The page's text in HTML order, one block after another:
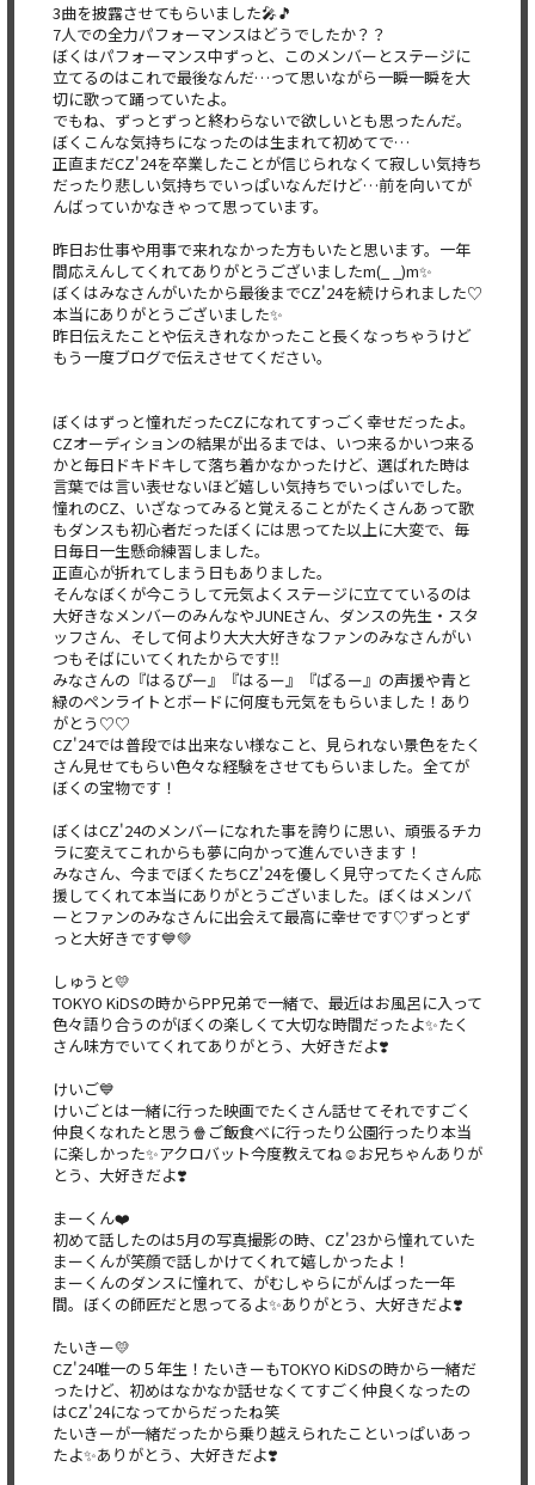
3曲を披露させてもらいました🎤🎵
7人での全力パフォーマンスはどうでしたか？？
ぼくはパフォーマンス中ずっと、このメンバーとステージに
立てるのはこれで最後なんだ…って思いながら一瞬一瞬を大
切に歌って踊っていたよ。
でもね、ずっとずっと終わらないで欲しいとも思ったんだ。
ぼくこんな気持ちになったのは生まれて初めてで…
正直まだCZ'24を卒業したことが信じられなくて寂しい気持ち
だったり悲しい気持ちでいっぱいなんだけど…前を向いてが
んばっていかなきゃって思っています。
昨日お仕事や用事で来れなかった方もいたと思います。一年
間応えんしてくれてありがとうございましたm(_ _)m✨
ぼくはみなさんがいたから最後までCZ'24を続けられました♡
本当にありがとうございました✨
昨日伝えたことや伝えきれなかったこと長くなっちゃうけど
もう一度ブログで伝えさせてください。
ぼくはずっと憧れだったCZになれてすっごく幸せだったよ。
CZオーディションの結果が出るまでは、いつ来るかいつ来る
かと毎日ドキドキして落ち着かなかったけど、選ばれた時は
言葉では言い表せないほど嬉しい気持ちでいっぱいでした。
憧れのCZ、いざなってみると覚えることがたくさんあって歌
もダンスも初心者だったぼくには思ってた以上に大変で、毎
日毎日一生懸命練習しました。
正直心が折れてしまう日もありました。
そんなぼくが今こうして元気よくステージに立てているのは
大好きなメンバーのみんなやJUNEさん、ダンスの先生・スタ
ッフさん、そして何より大大大好きなファンのみなさんがい
つもそばにいてくれたからです‼️
みなさんの『はるぴー』『はるー』『ぱるー』の声援や青と
緑のペンライトとボードに何度も元気をもらいました！あり
がとう♡♡
CZ'24では普段では出来ない様なこと、見られない景色をたく
さん見せてもらい色々な経験をさせてもらいました。 全てが
ぼくの宝物です！
ぼくはCZ'24のメンバーになれた事を誇りに思い、頑張るチカ
ラに変えてこれからも夢に向かって進んでいきます！
みなさん、今までぼくたちCZ'24を優しく見守ってたくさん応
援してくれて本当にありがとうございました。ぼくはメンバ
ーとフ ァンのみなさんに出会えて最高に幸せです♡ずっとず
っと大好きです💙💚
しゅうと💛
TOKYO KiDSの時からPP兄弟で一緒で、最近はお風呂に入って
色々語り合うのがぼくの楽しくて大切な時間だったよ✨たく
さん味方でいてくれてありがとう、大好きだよ❣️
けいご💙
けいごとは一緒に行った映画でたくさん話せてそれですごく
仲良く なれたと思う🍿ご飯食べに行ったり公園行ったり本当
に楽しかった✨アクロバット今度教えてね☺️お兄ちゃんありが
とう、大好きだよ❣️
まーくん❤️
初めて話したのは5月の写真撮影の時、CZ'23から憧れていた
まーくんが笑顔で話しかけてくれて嬉しかったよ！
まーくんのダンスに憧れて、がむしゃらにがんばった一年
間。ぼく の師匠だと思ってるよ✨ありがとう、大好きだよ❣️
たいきー💛
CZ'24唯一の５年生！たいきーもTOKYO KiDSの時から一緒だ
ったけど、初めはなかなか話せなくてすごく仲良くなったの
はCZ'24になってからだったね笑
たいきーが一緒だったから乗り越えられたこといっぱいあっ
たよ✨ありがとう、大好きだよ❣️